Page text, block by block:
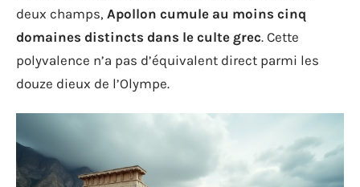
deux champs, Apollon cumule au moins cinq
domaines distincts dans le culte grec. Cette
polyvalence n’a pas d’équivalent direct parmi les
douze dieux de l’Olympe.